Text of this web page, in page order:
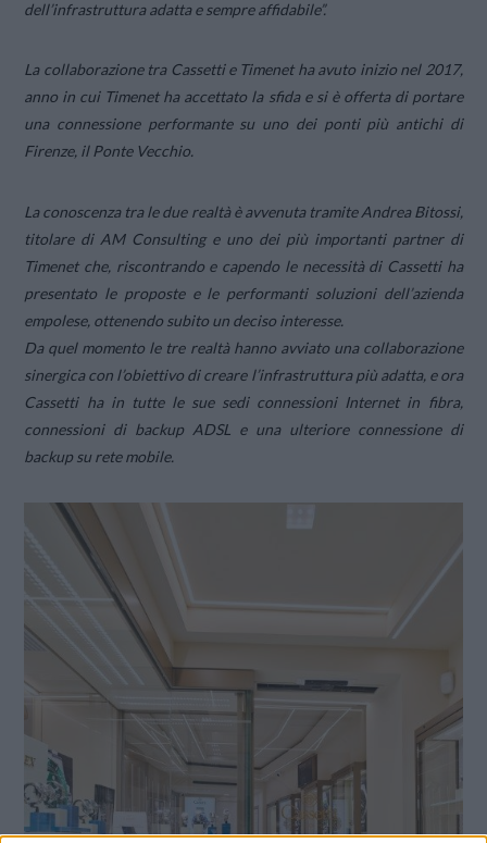
dell’infrastruttura adatta e sempre affidabile”.
La collaborazione tra Cassetti e Timenet ha avuto inizio nel 2017,
anno in cui Timenet ha accettato la sfida e si è offerta di portare
una connessione performante su uno dei ponti più antichi di
Firenze, il Ponte Vecchio.
La conoscenza tra le due realtà è avvenuta tramite Andrea Bitossi,
titolare di AM Consulting e uno dei più importanti partner di
Timenet che, riscontrando e capendo le necessità di Cassetti ha
presentato le proposte e le performanti soluzioni dell’azienda
empolese, ottenendo subito un deciso interesse.
Da quel momento le tre realtà hanno avviato una collaborazione
sinergica con l’obiettivo di creare l’infrastruttura più adatta, e ora
Cassetti ha in tutte le sue sedi connessioni Internet in fibra,
connessioni di backup ADSL e una ulteriore connessione di
backup su rete mobile.